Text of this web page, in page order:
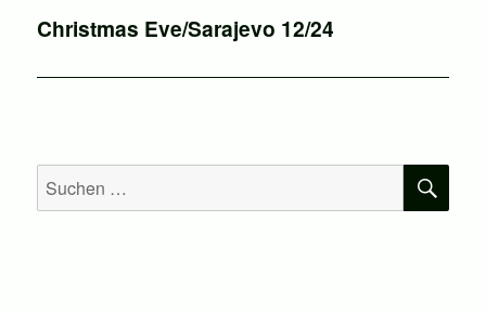
Nächster
Christmas Eve/Sarajevo 12/24
Suchen
nach: